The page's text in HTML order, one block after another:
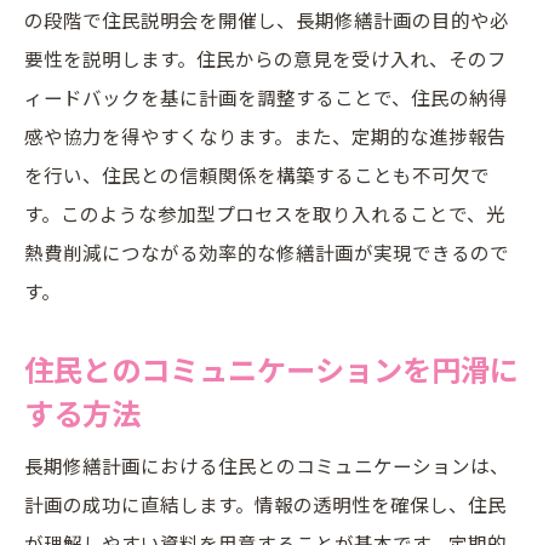
の段階で住民説明会を開催し、長期修繕計画の目的や必
要性を説明します。住民からの意見を受け入れ、そのフ
ィードバックを基に計画を調整することで、住民の納得
感や協力を得やすくなります。また、定期的な進捗報告
を行い、住民との信頼関係を構築することも不可欠で
す。このような参加型プロセスを取り入れることで、光
熱費削減につながる効率的な修繕計画が実現できるので
す。
住民とのコミュニケーションを円滑に
する方法
長期修繕計画における住民とのコミュニケーションは、
計画の成功に直結します。情報の透明性を確保し、住民